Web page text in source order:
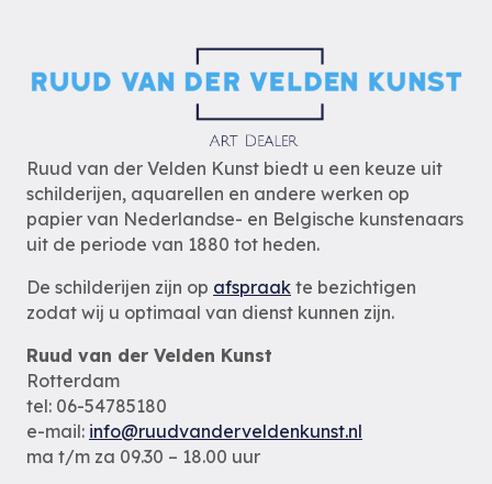
Ruud van der Velden Kunst biedt u een keuze uit
schilderijen, aquarellen en andere werken op
papier van Nederlandse- en Belgische kunstenaars
uit de periode van 1880 tot heden.
De schilderijen zijn op afspraak te bezichtigen
zodat wij u optimaal van dienst kunnen zijn.
Ruud van der Velden Kunst
Rotterdam
tel: 06-54785180
e-mail: info@ruudvanderveldenkunst.nl
ma t/m za 09.30 – 18.00 uur